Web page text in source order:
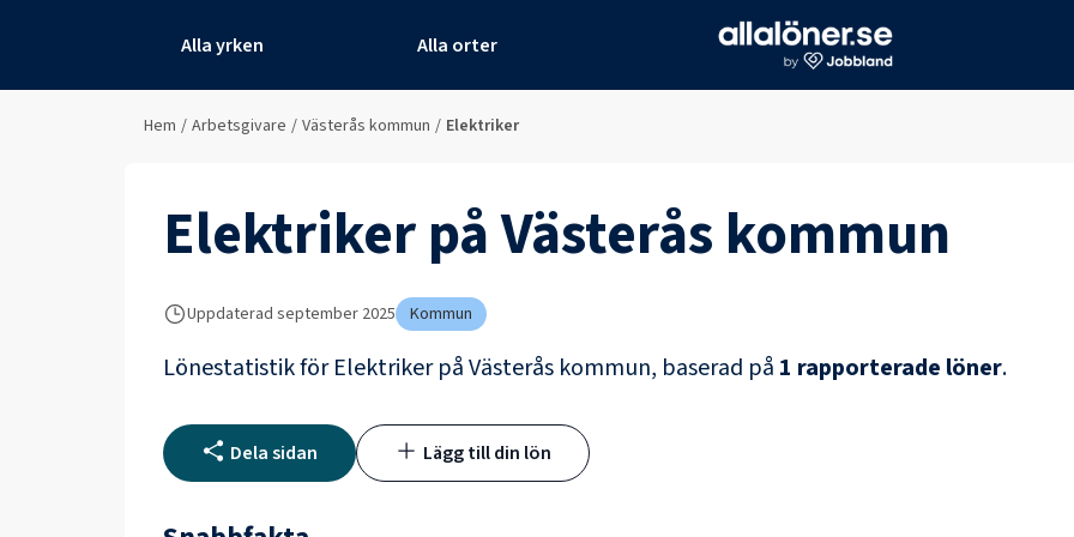
Alla yrken Alla orter
Hem / Arbetsgivare / Västerås kommun / Elektriker
ElektrikerpåVästerås kommun
Uppdaterad september 2025 Kommun
Lönestatistik förElektrikerpåVästerås kommun, baserad på 1 rapporterade löner.
Dela sidan Lägg till din lön